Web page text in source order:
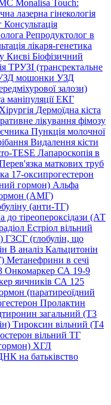
Monalisa Touch:
лазерна гінекологія
Консультація
Репродуктолог в
лікаря-генетика
Києві Біофізичний
ТРУЗІ (трансректальне
мошонки УЗД
залози)
маніпуляціїЕКГ
Хірургія Дермоїдна кіста
лікування фімозу
Пункція молочної
Видалення кісти
TESE Лапароскопія в
маткових труб
17-оксипрогестерон
гормон) Альфа
(АМГ)
(анти-ТГ)
до тіреопероксідази (АТ
Естріол вільний
ГЗСГ (глобулін, що
B аналіз Кальцитонін
Метанефрини в сечі
Онкомаркер СА 19-9
яичників СА 125
(паратиреоїдний
Пролактин
загальний (Т3
Тироксин вільний (Т4
вільний ТГ
ХГЛ
на батьківство